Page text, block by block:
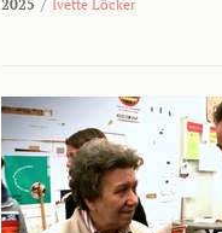
2025 / Ivette Löcker